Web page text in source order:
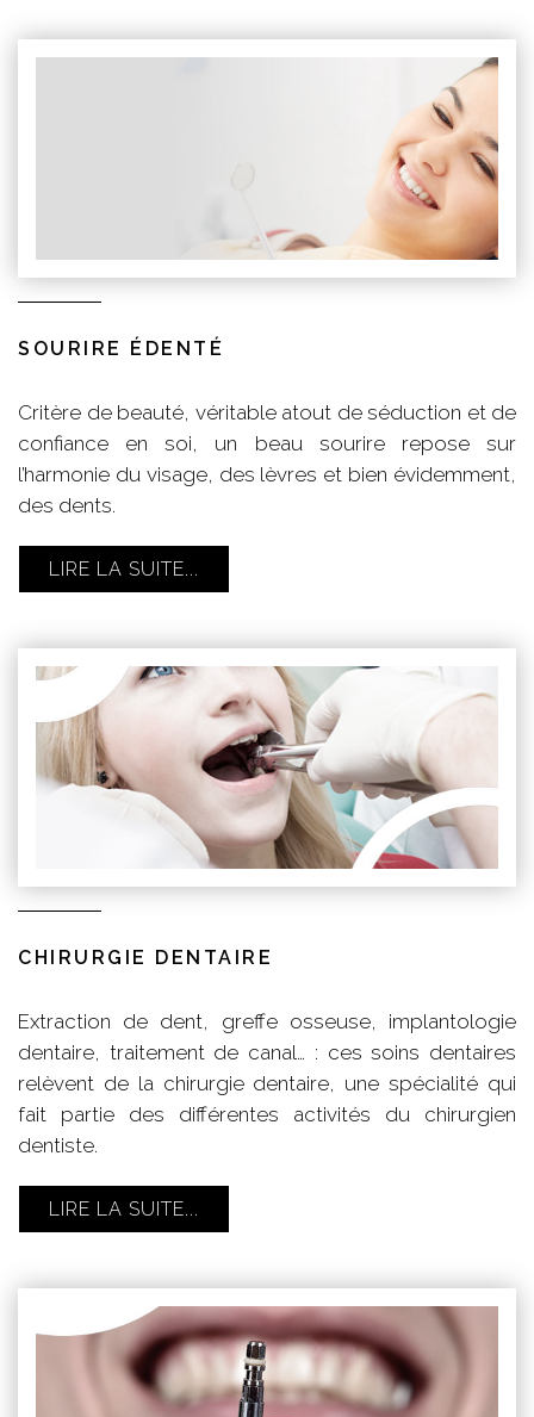
SOURIRE ÉDENTÉ
Critère de beauté, véritable atout de séduction et de
confiance en soi, un beau sourire repose sur
l’harmonie du visage, des lèvres et bien évidemment,
des dents.
LIRE LA SUITE...
CHIRURGIE DENTAIRE
Extraction de dent, greffe osseuse, implantologie
dentaire, traitement de canal… : ces soins dentaires
relèvent de la chirurgie dentaire, une spécialité qui
fait partie des différentes activités du chirurgien
dentiste.
LIRE LA SUITE...